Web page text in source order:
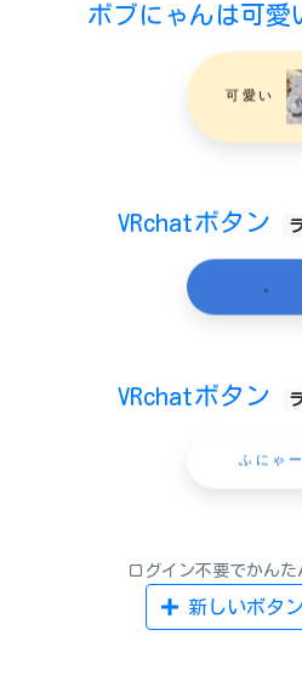
ボブにゃんは可愛
可愛い
VRchatボタン
VRchatボタン
ふにゃー
新しいボタ